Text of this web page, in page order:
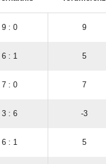
9 : 0 9
6 : 1 5
7 : 0 7
3 : 6 -3
6 : 1 5